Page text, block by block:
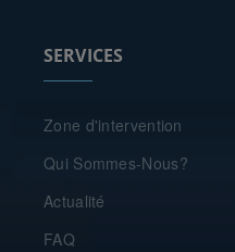
SERVICES
Zone d'intervention
Qui Sommes-Nous?
Actualité
FAQ